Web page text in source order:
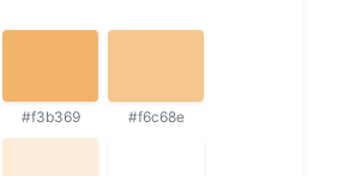
#f3b369 #f6c68e